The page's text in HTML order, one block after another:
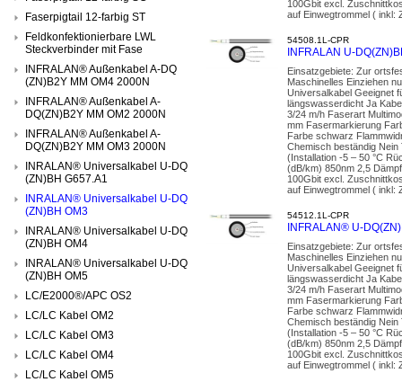
Faserpigtail 12-farbig ST
Feldkonfektionierbare LWL
Steckverbinder mit Fase
INFRALAN® Außenkabel A-DQ
(ZN)B2Y MM OM4 2000N
INFRALAN® Außenkabel A-
DQ(ZN)B2Y MM OM2 2000N
INFRALAN® Außenkabel A-
DQ(ZN)B2Y MM OM3 2000N
INRALAN® Universalkabel U-DQ
(ZN)BH G657.A1
INRALAN® Universalkabel U-DQ
(ZN)BH OM3
INRALAN® Universalkabel U-DQ
(ZN)BH OM4
INRALAN® Universalkabel U-DQ
(ZN)BH OM5
LC/E2000®/APC OS2
LC/LC Kabel OM2
LC/LC Kabel OM3
LC/LC Kabel OM4
LC/LC Kabel OM5
100Gbit excl.
auf Einwegtrommel ( inkl:
54508.1L-CPR
INFRALAN U-
Einsatzgebiete: Zur
Maschinelles Einziehen
Universalkabel Geeignet
längswasserdicht Ja
3/24 m/h Faserart
mm Fasermarkierung
Farbe schwarz
Chemisch beständig Nein
(Installation -5 – 50 °C
(dB/km) 850nm 2,5
100Gbit excl.
auf Einwegtrommel ( inkl:
54512.1L-CPR
INFRALAN® U-
Einsatzgebiete: Zur
Maschinelles Einziehen
Universalkabel Geeignet
längswasserdicht Ja
3/24 m/h Faserart
mm Fasermarkierung
Farbe schwarz
Chemisch beständig Nein
(Installation -5 – 50 °C
(dB/km) 850nm 2,5
100Gbit excl.
auf Einwegtrommel ( inkl: